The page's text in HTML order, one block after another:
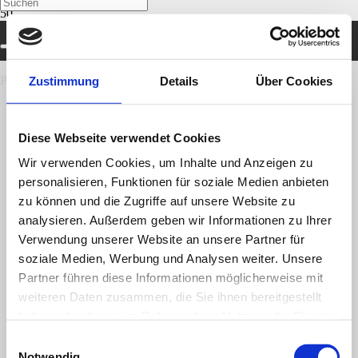
Zustimmung Details Über Cookies
Diese Webseite verwendet Cookies
Wir verwenden Cookies, um Inhalte und Anzeigen zu
personalisieren, Funktionen für soziale Medien anbieten
zu können und die Zugriffe auf unsere Website zu
analysieren. Außerdem geben wir Informationen zu Ihrer
Verwendung unserer Website an unsere Partner für
soziale Medien, Werbung und Analysen weiter. Unsere
Partner führen diese Informationen möglicherweise mit
weiteren Daten zusammen, die Sie ihnen bereitgestellt
Produktwurde deinem Warenkorb hinzugefügt.
Schränke mit Schiebetüren
Es wurden keine Produkte gefunden, die deiner Auswahl
entsprechen.
Adresse:
Thomas Schuhmann Innenausbau GmbH
Zum Ruhstein 7
96110 Scheßlitz / Wiesengiech
Kontakt:
09542.7585
09542.1648
Social Links: